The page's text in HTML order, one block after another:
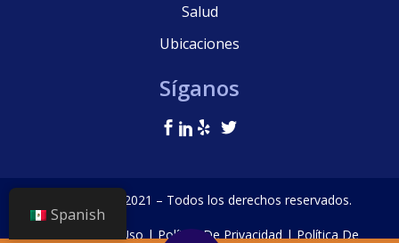
Salud
Ubicaciones
Síganos
© La Clínica, 2021 – Todos los derechos reservados.
Términos De Uso | Política De Privacidad | Política De
Spanish